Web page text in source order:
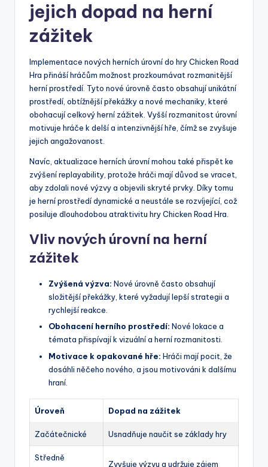
jejich dopad na herní
zážitek
Implementace nových herních úrovní do hry Chicken Road
Hra přináší hráčům možnost prozkoumávat rozmanitější
herní prostředí. Tyto nové úrovně často obsahují unikátní
prostředí, obtížnější překážky a nové mechaniky, které
obohacují celkový herní zážitek. Vyšší rozmanitost úrovní
motivuje hráče k delší a intenzivnější hře, čímž se zvyšuje
jejich angažovanost.
Navíc, aktualizace herních úrovní mohou také přispět ke
zvýšení replayability, protože hráči mají důvod se vracet,
aby zdolali nové výzvy a objevili skryté prvky. Díky tomu
je herní prostředí dynamické a neustále se rozvíjející, což
posiluje dlouhodobou atraktivitu hry Chicken Road Hra.
Vliv nových úrovní na herní
zážitek
Zvýšená výzva: Nové úrovně často obsahují
složitější překážky, které vyžadují lepší strategii a
rychlejší reakce.
Obohacení herního prostředí: Nové lokace a
témata přispívají k vizuální a herní rozmanitosti.
Motivace k opakované hře: Hráči mají pocit, že
dosáhli něčeho nového, a jsou motivováni k dalšímu
hraní.
Úroveň Dopad na zážitek
Začátečnické Usnadňuje naučit se základy hry
Středně
Zvyšuje výzvu a udržuje zájem